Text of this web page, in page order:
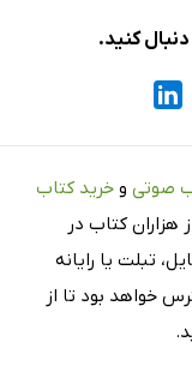
کنید.
صوتی و خرید کتاب
هزاران کتاب در
تبلت یا رایانه
خواهد بود تا از